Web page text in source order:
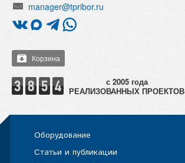
manager@tpribor.ru
Корзина
РЕАЛИЗОВАННЫХ ПРОЕКТОВ
Оборудование
Статьи и публикации